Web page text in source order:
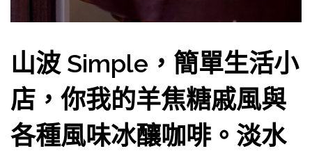
山波 Simple，簡單生活小
店，你我的羊焦糖戚風與
各種風味冰釀咖啡。淡水